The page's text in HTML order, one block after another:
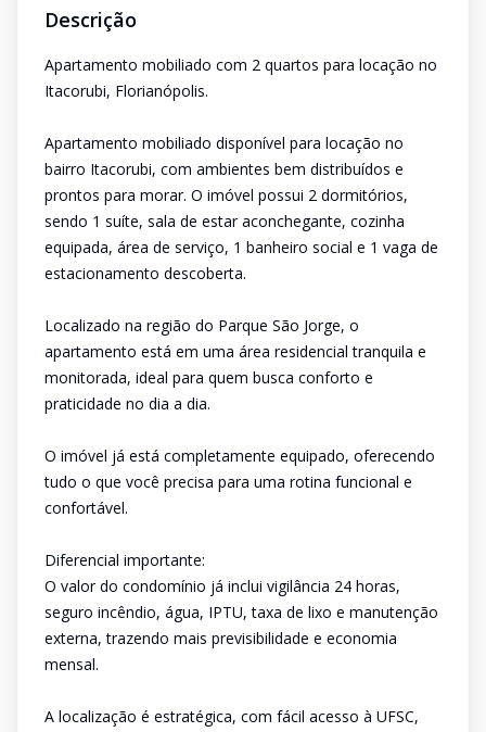
Descrição
Apartamento mobiliado com 2 quartos para locação no
Itacorubi, Florianópolis.
Apartamento mobiliado disponível para locação no
bairro Itacorubi, com ambientes bem distribuídos e
prontos para morar. O imóvel possui 2 dormitórios,
sendo 1 suíte, sala de estar aconchegante, cozinha
equipada, área de serviço, 1 banheiro social e 1 vaga de
estacionamento descoberta.
Localizado na região do Parque São Jorge, o
apartamento está em uma área residencial tranquila e
monitorada, ideal para quem busca conforto e
praticidade no dia a dia.
O imóvel já está completamente equipado, oferecendo
tudo o que você precisa para uma rotina funcional e
confortável.
Diferencial importante:
O valor do condomínio já inclui vigilância 24 horas,
seguro incêndio, água, IPTU, taxa de lixo e manutenção
externa, trazendo mais previsibilidade e economia
mensal.
A localização é estratégica, com fácil acesso à UFSC,